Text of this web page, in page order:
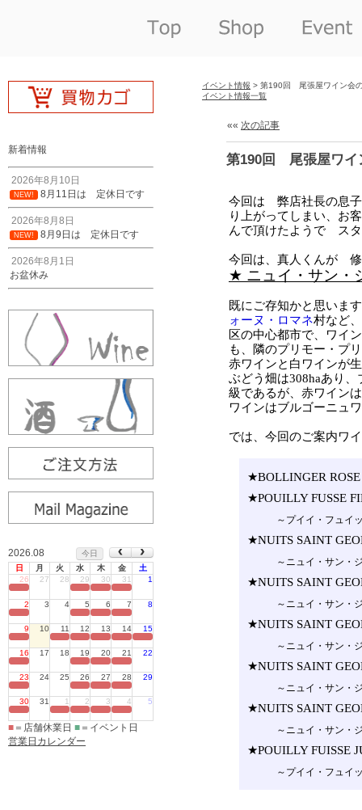
新着情報
2026年8月10日
NEW! 8月11日は 定休日です
2026年8月8日
NEW! 8月9日は 定休日です
2026年8月1日
お盆休み
2026.08
今日
日
月 火 水 木 金
土
26
27 28 29 30 31 1
2 3 4 5 6 7 8
9 10 11 12 13 14 15
16 17 18 19 20 21 22
23 24 25 26 27 28 29
30 31 1 2 3 4 5
■ ＝店舗休業日 ■ ＝イベント日
営業日カレンダー
イベント情報 > 第190回 尾張屋ワイン会
イベント情報一覧
«« 次の記事
第190回 尾張屋ワイ